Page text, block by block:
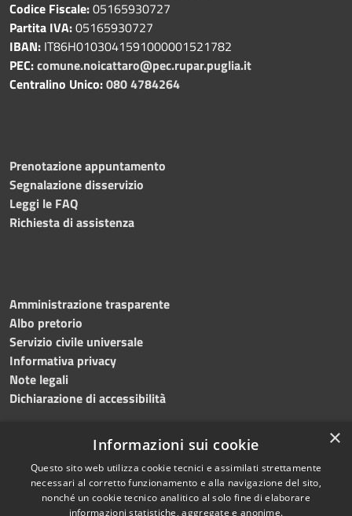
Codice Fiscale:05165930727
Partita IVA:05165930727
IBAN: IT86H0103041591000001521782
PEC:comune.noicattaro@pec.rupar.puglia.it
Centralino Unico:080 4784264
Prenotazione appuntamento
Segnalazione disservizio
Leggi le FAQ
Richiesta di assistenza
Amministrazione trasparente
Albo pretorio
Servizio civile universale
Informativa privacy
Note legali
Dichiarazione di accessibilità
RSS
Accessibilità
Copyright © 2023 •
Comune di Noicàttaro
Powered byMunicipium
×
Informazioni sui cookie
Questo sito web utilizza cookie tecnici e assimilati strettamente
necessari al corretto funzionamento e alla navigazione del sito,
nonché un cookie tecnico analitico al solo fine di elaborare
informazioni statistiche, aggregate e anonime.